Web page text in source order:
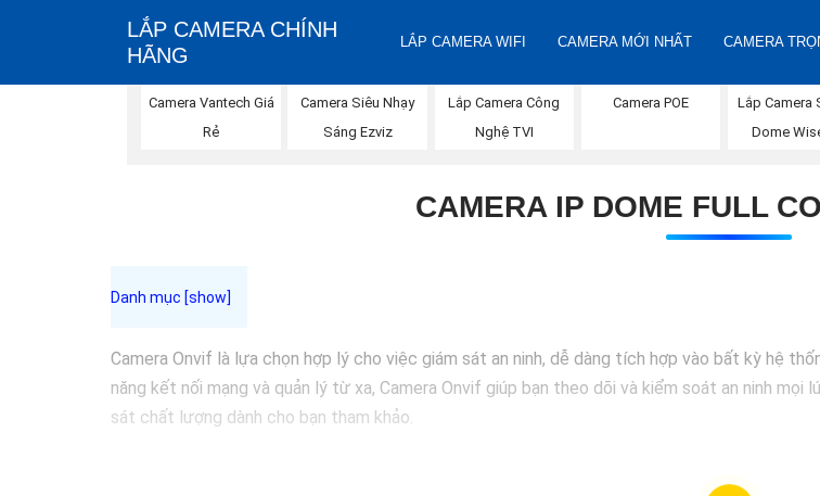
LẮP CAMERA CHÍNH
HÃNG
LẮP CAMERA WIFI CAMERA MỚI NHẤT CAMERA
Camera Vantech Giá
Rẻ
Camera Siêu Nhạy
Sáng Ezviz
Lắp Camera Công
Nghệ TVI
Camera POE
Lắp Camera
Dome
CAMERA IP DOME FULL
Camera Onvif là lựa chọn hợp lý cho việc giám sát an ninh, dễ dàng tích hợp vào bất kỳ hệ
năng kết nối mạng và quản lý từ xa, Camera Onvif giúp bạn theo dõi và kiểm soát an ninh
sát chất lượng dành cho bạn tham khảo.